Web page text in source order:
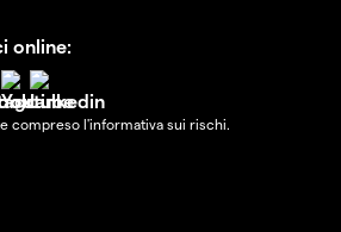
online:
compreso l'informativa sui rischi.